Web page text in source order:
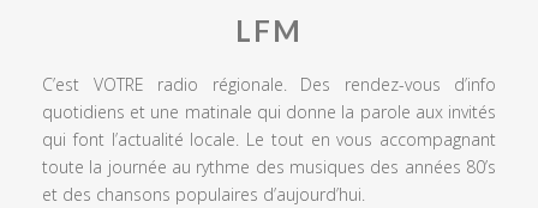
LFM
C’est VOTRE radio régionale. Des rendez-vous d’info
quotidiens et une matinale qui donne la parole aux invités
qui font l’actualité locale. Le tout en vous accompagnant
toute la journée au rythme des musiques des années 80’s
et des chansons populaires d’aujourd’hui.